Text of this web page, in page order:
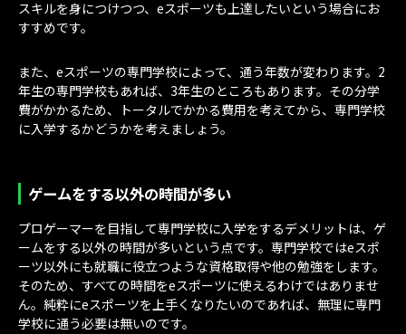
スキルを身につけつつ、eスポーツも上達したいという場合にお
すすめです。
また、eスポーツの専門学校によって、通う年数が変わります。2
年生の専門学校もあれば、3年生のところもあります。その分学
費がかかるため、トータルでかかる費用を考えてから、専門学校
に入学するかどうかを考えましょう。
ゲームをする以外の時間が多い
プロゲーマーを目指して専門学校に入学をするデメリットは、ゲ
ームをする以外の時間が多いという点です。専門学校ではeスポ
ーツ以外にも就職に役立つような資格取得や他の勉強をします。
そのため、すべての時間をeスポーツに使えるわけではありませ
ん。純粋にeスポーツを上手くなりたいのであれば、無理に専門
学校に通う必要は無いのです。